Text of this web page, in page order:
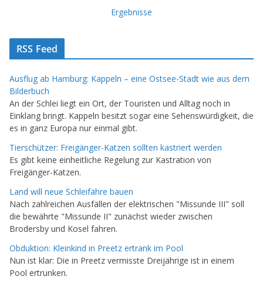
Ergebnisse
RSS Feed
Ausflug ab Hamburg: Kappeln – eine Ostsee-Stadt wie aus dem
Bilderbuch
An der Schlei liegt ein Ort, der Touristen und Alltag noch in
Einklang bringt. Kappeln besitzt sogar eine Sehenswürdigkeit, die
es in ganz Europa nur einmal gibt.
Tierschützer: Freigänger-Katzen sollten kastriert werden
Es gibt keine einheitliche Regelung zur Kastration von
Freigänger-Katzen.
Land will neue Schleifähre bauen
Nach zahlreichen Ausfällen der elektrischen "Missunde III" soll
die bewährte "Missunde II" zunächst wieder zwischen
Brodersby und Kosel fahren.
Obduktion: Kleinkind in Preetz ertrank im Pool
Nun ist klar: Die in Preetz vermisste Dreijährige ist in einem
Pool ertrunken.